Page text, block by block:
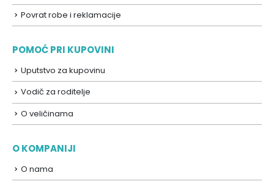
Povrat robe i reklamacije
POMOĆ PRI KUPOVINI
Uputstvo za kupovinu
Vodič za roditelje
O veličinama
O KOMPANIJI
O nama